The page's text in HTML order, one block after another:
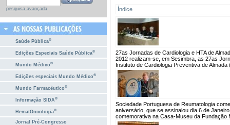
pesquisa avançada
Saúde Pública®
Edições Especiais Saúde Pública®
Mundo Médico®
Edições especiais Mundo Médico®
Mundo Farmacêutico®
Informação SIDA®
HematOncologia®
Jornal Pré-Congresso
Índice
27as Jornadas de Cardiologia e HTA de
2012 realizam-se, em Sesimbra, as 27as
Instituto de Cardiologia Preventiva de Almada
Sociedade Portuguesa de Reumatologia
aniversário, que se assinalou dia 6 de
comemorativa na Casa-Museu da Fundação